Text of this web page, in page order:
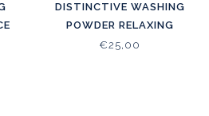
DISTINCTIVE WASHING
POWDER RELAXING
ESSENTIAL OILS
€25,00